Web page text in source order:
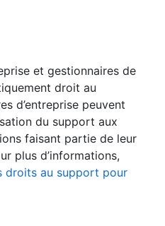
et gestionnaires de
droit au
d’entreprise peuvent
du support aux
faisant partie de leur
plus d’informations,
droits au support pour